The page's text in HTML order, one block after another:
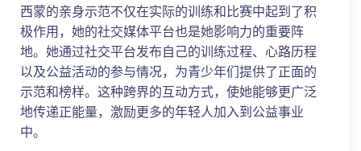
西蒙的亲身示范不仅在实际的训练和比赛中起到了积
极作用，她的社交媒体平台也是她影响力的重要阵
地。她通过社交平台发布自己的训练过程、心路历程
以及公益活动的参与情况，为青少年们提供了正面的
示范和榜样。这种跨界的互动方式，使她能够更广泛
地传递正能量，激励更多的年轻人加入到公益事业
中。